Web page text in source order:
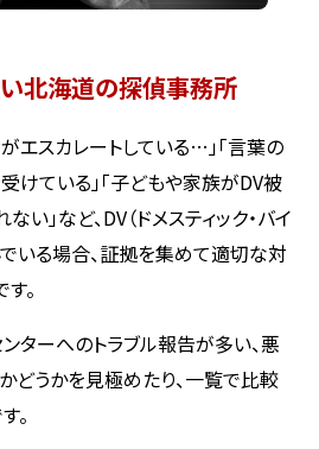
北海道の探偵事務所
エスカレートしている…」「言葉の
ている」「子どもや家族がDV被
」など、DV（ドメスティック・バイ
いる場合、証拠を集めて適切な対
。
ターへのトラブル報告が多い、悪
どうかを見極めたり、一覧で比較
。